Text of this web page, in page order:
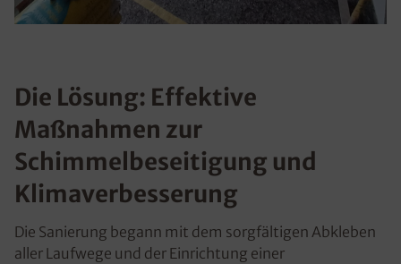
Die Lösung: Effektive
Maßnahmen zur
Schimmelbeseitigung und
Klimaverbesserung
Die Sanierung begann mit dem sorgfältigen Abkleben
aller Laufwege und der Einrichtung einer